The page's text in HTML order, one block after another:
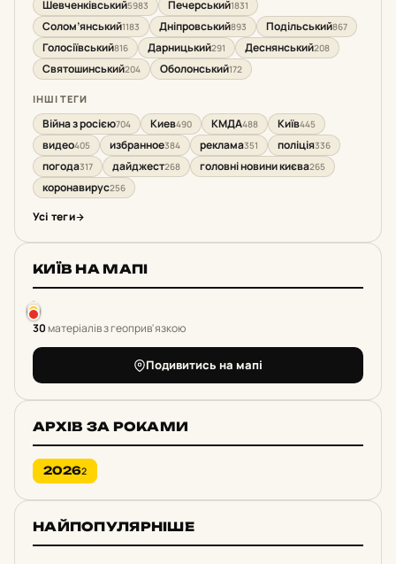
Шевченківський5983 Печерський1831
Солом’янський1183 Дніпровський893 Подільський867
Голосіївський816 Дарницький291 Деснянський208
Святошинський204 Оболонський172
ІНШІ ТЕГИ
Війна з росією704 Киев490 КМДА488 Київ445
видео405 избранное384 реклама351 поліція336
погода317 дайджест268 головні новини києва265
коронавирус256
Усі теги
КИЇВ НА МАПІ
30матеріалів з геоприв'язкою
Подивитись на мапі
АРХІВ ЗА РОКАМИ
20262
НАЙПОПУЛЯРНІШЕ